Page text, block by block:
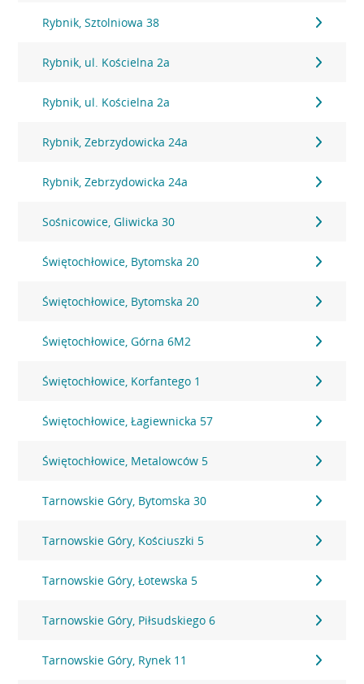
Rybnik, Sztolniowa 38
Rybnik, ul. Kościelna 2a
Rybnik, ul. Kościelna 2a
Rybnik, Zebrzydowicka 24a
Rybnik, Zebrzydowicka 24a
Sośnicowice, Gliwicka 30
Świętochłowice, Bytomska 20
Świętochłowice, Bytomska 20
Świętochłowice, Górna 6M2
Świętochłowice, Korfantego 1
Świętochłowice, Łagiewnicka 57
Świętochłowice, Metalowców 5
Tarnowskie Góry, Bytomska 30
Tarnowskie Góry, Kościuszki 5
Tarnowskie Góry, Łotewska 5
Tarnowskie Góry, Piłsudskiego 6
Tarnowskie Góry, Rynek 11